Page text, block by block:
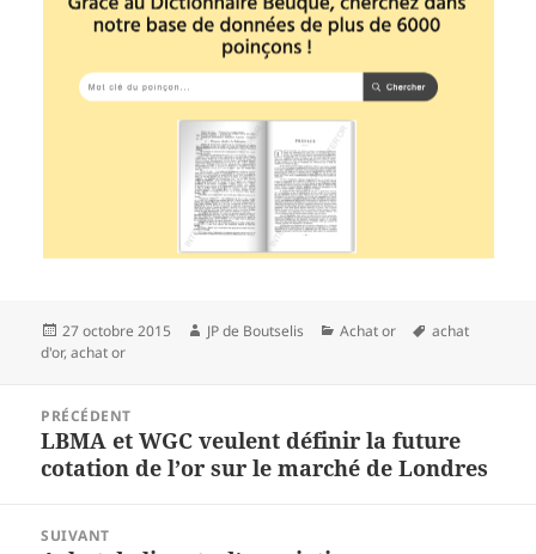
Publié
le
27 octobre 2015 Auteur
JP de Boutselis Catégories
Achat or
Mots-
achat
d'or,achat or
l’article
PRÉCÉDENT
Article
précédent :
LBMA et WGC veulent définir la future
cotation de l’or sur le marché de Londres
SUIVANT